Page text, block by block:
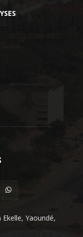
Yaoundé,